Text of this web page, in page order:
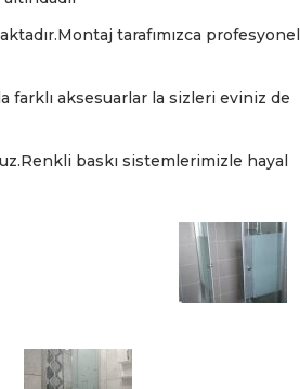
tarafımızca profesyonel
farklı aksesuarlar la sizleri eviniz de
baskı sistemlerimizle hayal